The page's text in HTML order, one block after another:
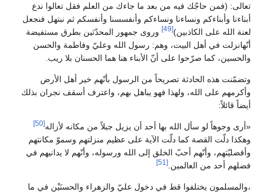
تعالى: (فمن حاجّك فيه من بعد ما جاءك من العلم فقل تعالوا ندع
أبناءنا وأبناءكم ونساءنا ونساءكم وأنفسسنا وأنفسكم ثم نبتهل فنجعل
لعنة الله على الكاذبين)[49]
وروى جمهور المحدّثين بطرق مستفيضة
أنّهانزلت في أهل البيت، وهم: رسول الله وعليّ وفاطمة والحسن
والحسين، كما صرّحوا على أنّ الأبناء هنا هما الحسنان بلا ريب.
وتضمّنت هذه الحادثة تصريحاً من الرسول بأنّهم خير أهل الأرض
وأكرمهم على الله، ولهذا فهو يباهل بهم، واعترف أسقف نجران بذلك
أيضاً قائلاً:
«أرى وجوهاً لو سأل الله بها أحد أن يزيل جبلاً من مكانه لأزاله[50]
وهكذا دلّت القصة كما دلّت الآية على عظيم منزلتهم وسموّ مكانتهم
وأفضليّتهم، وأنّهم أحبّ الخلق إلى الله ورسوله، وأنّهم لا يدانيهم في
فضلهم أحد من العالمين. [51]
،والمسلمون يختلفوا قط في دخول عليّ والزهراء والحسنَيْن في ما